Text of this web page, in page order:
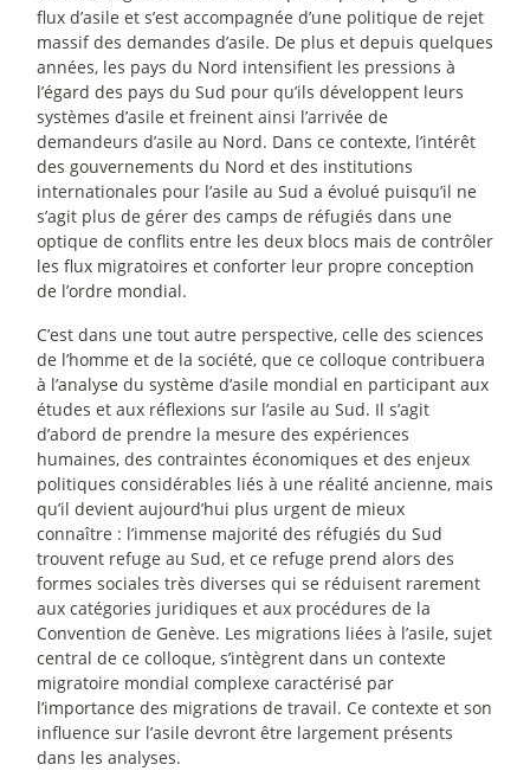
flux d’asile et s’est accompagnée d’une politique de rejet
massif des demandes d’asile. De plus et depuis quelques
années, les pays du Nord intensifient les pressions à
l’égard des pays du Sud pour qu’ils développent leurs
systèmes d’asile et freinent ainsi l’arrivée de
demandeurs d’asile au Nord. Dans ce contexte, l’intérêt
des gouvernements du Nord et des institutions
internationales pour l’asile au Sud a évolué puisqu’il ne
s’agit plus de gérer des camps de réfugiés dans une
optique de conflits entre les deux blocs mais de contrôler
les flux migratoires et conforter leur propre conception
de l’ordre mondial.
C’est dans une tout autre perspective, celle des sciences
de l’homme et de la société, que ce colloque contribuera
à l’analyse du système d’asile mondial en participant aux
études et aux réflexions sur l’asile au Sud. Il s’agit
d’abord de prendre la mesure des expériences
humaines, des contraintes économiques et des enjeux
politiques considérables liés à une réalité ancienne, mais
qu’il devient aujourd’hui plus urgent de mieux
connaître : l’immense majorité des réfugiés du Sud
trouvent refuge au Sud, et ce refuge prend alors des
formes sociales très diverses qui se réduisent rarement
aux catégories juridiques et aux procédures de la
Convention de Genève. Les migrations liées à l’asile, sujet
central de ce colloque, s’intègrent dans un contexte
migratoire mondial complexe caractérisé par
l’importance des migrations de travail. Ce contexte et son
influence sur l’asile devront être largement présents
dans les analyses.